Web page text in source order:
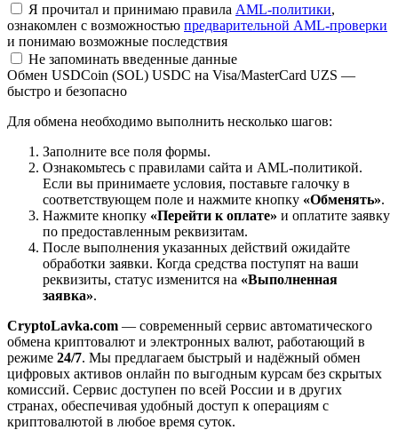
Я прочитал и принимаю правила AML-политики,
ознакомлен с возможностью предварительной AML-проверки
и понимаю возможные последствия
Не запоминать введенные данные
Обмен USDCoin (SOL) USDC на Visa/MasterCard UZS —
быстро и безопасно
Для обмена необходимо выполнить несколько шагов:
Заполните все поля формы.
Ознакомьтесь с правилами сайта и AML-политикой.
Если вы принимаете условия, поставьте галочку в
соответствующем поле и нажмите кнопку «Обменять».
Нажмите кнопку «Перейти к оплате» и оплатите заявку
по предоставленным реквизитам.
После выполнения указанных действий ожидайте
обработки заявки. Когда средства поступят на ваши
реквизиты, статус изменится на «Выполненная
заявка».
CryptoLavka.com — современный сервис автоматического
обмена криптовалют и электронных валют, работающий в
режиме 24/7. Мы предлагаем быстрый и надёжный обмен
цифровых активов онлайн по выгодным курсам без скрытых
комиссий. Сервис доступен по всей России и в других
странах, обеспечивая удобный доступ к операциям с
криптовалютой в любое время суток.